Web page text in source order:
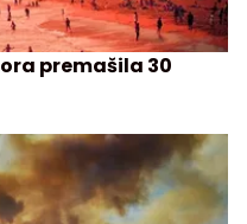
premašila 30